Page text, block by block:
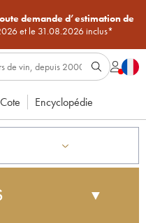
demande d’estimation de
et le 31.08.2026 inclus*
Cote Encyclopédie
▼